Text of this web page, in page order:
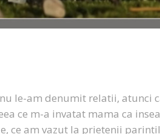
le-am denumit relatii, atunci
ce m-a invatat mama ca
ce am vazut la prietenii